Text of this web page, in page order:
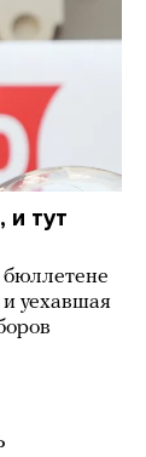
тут
уехавшая